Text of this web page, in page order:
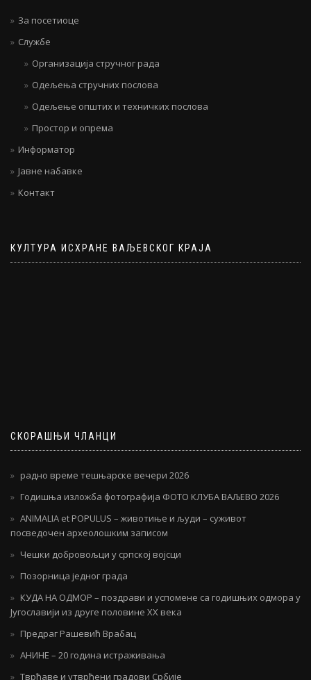
За посетиоце
Службе
Организација стручног рада
Одељења стручних послова
Одељење општих и техничких послова
Простор и опрема
Информатор
Јавне набавке
Контакт
КУЛТУРА ИСХРАНЕ ВАЉЕВСКОГ КРАЈА
СКОРАШЊИ ЧЛАНЦИ
радно време тешњарске вечери 2026
Годишња изложба фотографија ФОТО КЛУБА ВАЉЕВО 2026
ANIMALIA et POPULUS – животиње и људи – суживот
посведочен археолошким записом
Чешки добровољци у српској војсци
Позорница једног града
КУДА НА ОДМОР – поздрави и успомене са годишњих одмора у
Југославији из друге половине ХХ века
Предраг Рашевић Врабац
АНИНЕ – 20 година истраживања
Тврђаве и утврђени градови Србије